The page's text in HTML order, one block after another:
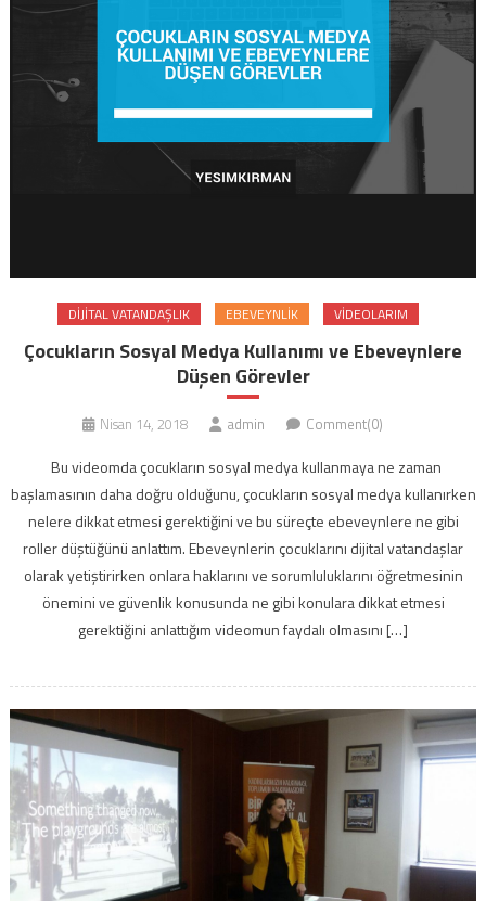
DIJITAL VATANDAŞLIK EBEVEYNLIK VIDEOLARIM
Çocukların Sosyal Medya Kullanımı ve Ebeveynlere
Düşen Görevler
Nisan 14, 2018 admin Comment(0)
Bu videomda çocukların sosyal medya kullanmaya ne zaman
başlamasının daha doğru olduğunu, çocukların sosyal medya kullanırken
nelere dikkat etmesi gerektiğini ve bu süreçte ebeveynlere ne gibi
roller düştüğünü anlattım. Ebeveynlerin çocuklarını dijital vatandaşlar
olarak yetiştirirken onlara haklarını ve sorumluluklarını öğretmesinin
önemini ve güvenlik konusunda ne gibi konulara dikkat etmesi
gerektiğini anlattığım videomun faydalı olmasını […]